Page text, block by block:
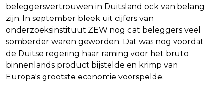
beleggersvertrouwen in Duitsland ook van belang
zijn. In september bleek uit cijfers van
onderzoeksinstituut ZEW nog dat beleggers veel
somberder waren geworden. Dat was nog voordat
de Duitse regering haar raming voor het bruto
binnenlands product bijstelde en krimp van
Europa's grootste economie voorspelde.